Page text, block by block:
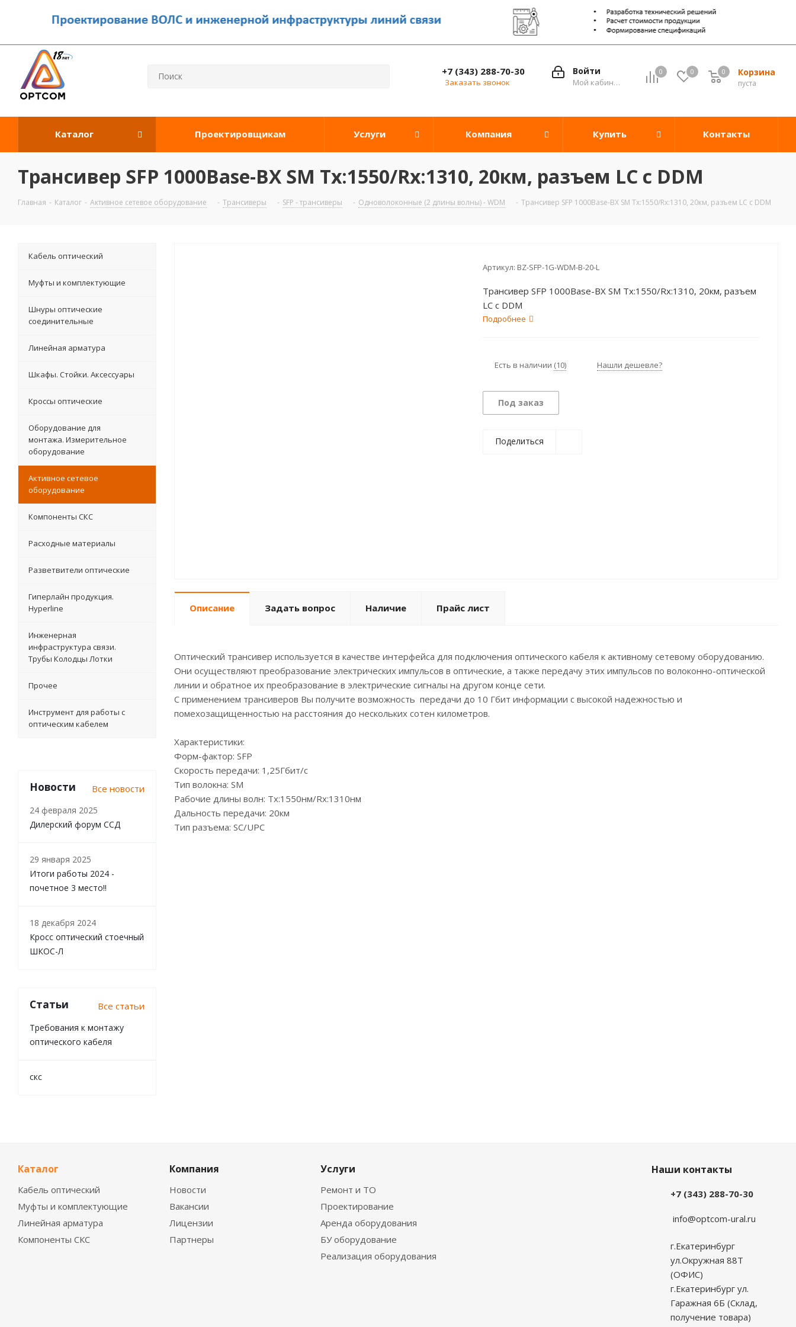
0 0 Корзина
0
пуста
0
Войти
Мой кабинет
+7 (343) 288-70-30
Заказать звонок
Каталог Проектировщикам Услуги Компания Купить Контакты
Трансивер SFP 1000Base-BX SM Tx:1550/Rx:1310, 20км, разъем LC c DDM
Главная - Каталог - Активное сетевое оборудование - Трансиверы - SFP - трансиверы - Одноволоконные (2 длины волны) - WDM - Трансивер SFP 1000Base-BX SM Tx:1550/Rx:1310, 20км, разъем LC c DDM
Артикул: BZ-SFP-1G-WDM-B-20-L
Трансивер SFP 1000Base-BX SM Tx:1550/Rx:1310, 20км, разъем
LC c DDM
Подробнее
Есть в наличии (10) Нашли дешевле?
Под заказ
Поделиться
Описание Задать вопрос Наличие Прайс лист
Оптический трансивер используется в качестве интерфейса для подключения оптического кабеля к активному сетевому оборудованию.
Они осуществляют преобразование электрических импульсов в оптические, а также передачу этих импульсов по волоконно-оптической
линии и обратное их преобразование в электрические сигналы на другом конце сети.
С применением трансиверов Вы получите возможность передачи до 10 Гбит информации с высокой надежностью и
помехозащищенностью на расстояния до нескольких сотен километров.
Характеристики:
Форм-фактор: SFP
Скорость передачи: 1,25Гбит/с
Тип волокна: SM
Рабочие длины волн: Tx:1550нм/Rx:1310нм
Дальность передачи: 20км
Тип разъема: SC/UPC
Кабель оптический
Муфты и комплектующие
Шнуры оптические
соединительные
Линейная арматура
Шкафы. Стойки. Аксесcуары
Кроссы оптические
Оборудование для
монтажа. Измерительное
оборудование
Активное сетевое
оборудование
Компоненты СКС
Расходные материалы
Разветвители оптические
Гиперлайн продукция.
Hyperline
Инженерная
инфраструктура связи.
Трубы Колодцы Лотки
Прочее
Инструмент для работы с
оптическим кабелем
Новости Все новости
24 февраля 2025
Дилерский форум ССД
29 января 2025
Итоги работы 2024 -
почетное 3 место!!
18 декабря 2024
Кросс оптический стоечный
ШКОС-Л
Статьи Все статьи
Требования к монтажу
оптического кабеля
скс
Каталог
Кабель оптический
Муфты и комплектующие
Линейная арматура
Компоненты СКС
Компания
Новости
Вакансии
Лицензии
Партнеры
Услуги
Ремонт и ТО
Проектирование
Аренда оборудования
БУ оборудование
Реализация оборудования
Наши контакты
+7 (343) 288-70-30
info@optcom-ural.ru
г.Екатеринбург
ул.Окружная 88Т
(ОФИС)
г.Екатеринбург ул.
Гаражная 6Б (Склад,
получение товара)